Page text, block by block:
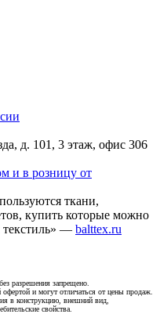
д. 101, 3 этаж, офис 306
и в розницу от
ткани,
купить которые можно
текстиль» — balttex.ru
разрешения запрещено.
и могут отличаться от цены продаж.
в конструкцию, внешний вид,
свойства.